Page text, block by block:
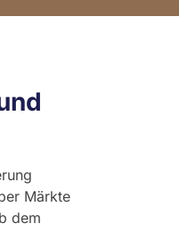
Märkte
dem